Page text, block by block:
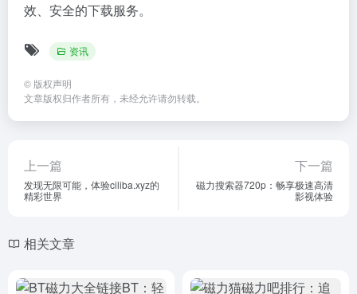
效、安全的下载服务。
资讯
© 版权声明
文章版权归作者所有，未经允许请勿转载。
上一篇
发现无限可能，体验ciliba.xyz的
精彩世界
下一篇
磁力搜索器720p：畅享极速高清
影视体验
相关文章